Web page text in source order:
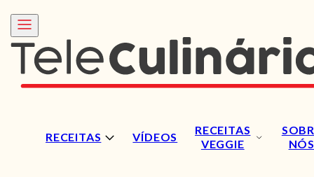
RECEITAS VÍDEOS
RECEITAS
VEGGIE
NÓS